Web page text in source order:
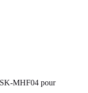
MHF04 pour